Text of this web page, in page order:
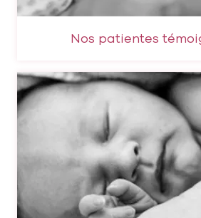
Nos patientes